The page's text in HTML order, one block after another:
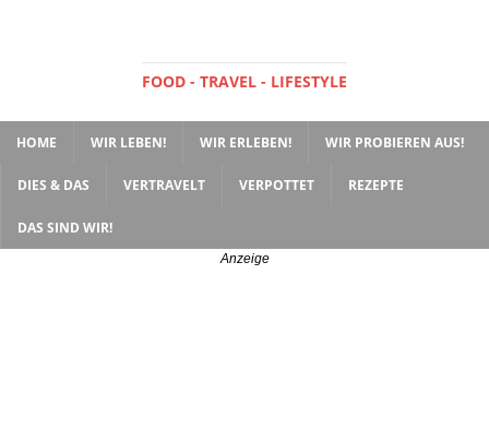
FOOD - TRAVEL - LIFESTYLE
HOME WIR LEBEN! WIR ERLEBEN! WIR PROBIEREN AUS!
DIES & DAS VERTRAVELT VERPOTTET REZEPTE
DAS SIND WIR!